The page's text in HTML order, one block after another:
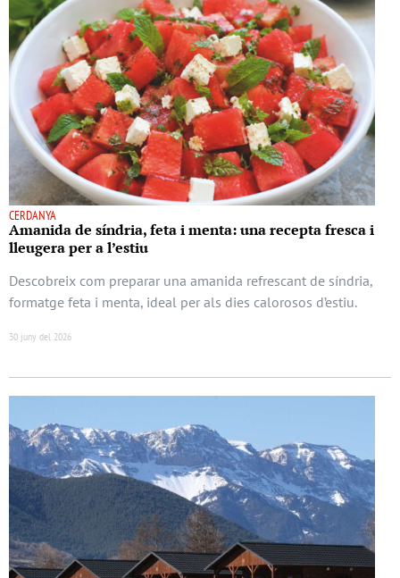
CERDANYA
Amanida de síndria, feta i menta: una recepta fresca i
lleugera per a l’estiu
Descobreix com preparar una amanida refrescant de síndria,
formatge feta i menta, ideal per als dies calorosos d’estiu.
30 juny del 2026